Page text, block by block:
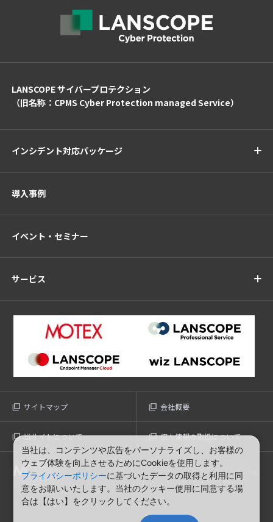
LANSCOPE サイバープロテクション
（旧名称：CPMS Cyber Protection managed Service）
インシデント対応パッケージ
導入事例
イベント・セミナー
サービス
サイトマップ 会社概要
当サイトについて 個人情報の取扱について
© MOTEX Inc.
当社は、コンテンツや広告をパーソナライズし、お客様の
ウェブ体験を向上させるためにCookieを使用します。
プライバシーポリシーに基づいたデータの取得と利用に同
意をお願いいたします。当社のクッキー使用に同意する場
合は【はい】をクリックしてください。